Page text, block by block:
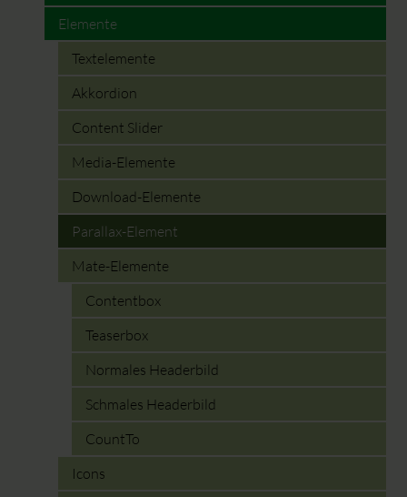
Elemente
Textelemente
Akkordion
Content Slider
Media-Elemente
Download-Elemente
Parallax-Element
Mate-Elemente
Contentbox
Teaserbox
Normales Headerbild
Schmales Headerbild
CountTo
Icons